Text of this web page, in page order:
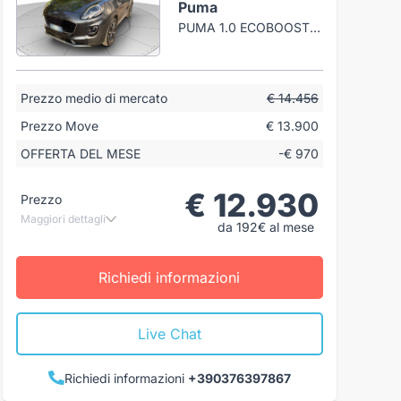
Puma
PUMA 1.0 ECOBOOST H TITANIUM S&S 125CV
Prezzo medio di mercato
€ 14.456
Prezzo Move
€ 13.900
OFFERTA DEL MESE
-€ 970
Prezzo
Maggiori dettagli € 12.930
da 192€ al mese
Richiedi informazioni
Live Chat
Richiedi informazioni +390376397867